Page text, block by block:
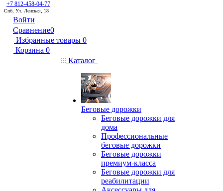
+7 812-458-04-77
Спб, Ул. Ленская, 18
Войти
Сравнение0
Избранные товары 0
Корзина 0
Каталог
Беговые дорожки
Беговые дорожки для
дома
Профессиональные
беговые дорожки
Беговые дорожки
премиум-класса
Беговые дорожки для
реабилитации